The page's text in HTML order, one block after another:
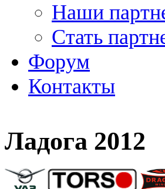
Наши
Стать
Форум
Контакты
Ладога 2012